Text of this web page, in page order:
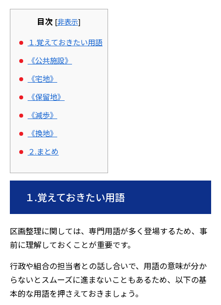
目次 [非表示]
１.覚えておきたい用語
《公共施設》
《宅地》
《保留地》
《減歩》
《換地》
２.まとめ
１.覚えておきたい用語
区画整理に関しては、専門用語が多く登場するため、事
前に理解しておくことが重要です。
行政や組合の担当者との話し合いで、用語の意味が分か
らないとスムーズに進まないこともあるため、以下の基
本的な用語を押さえておきましょう。